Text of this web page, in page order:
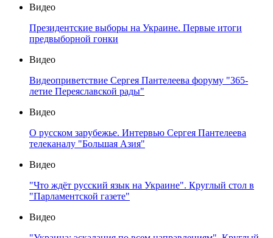
Видео
Президентские выборы на Украине. Первые итоги
предвыборной гонки
Видео
Видеоприветствие Сергея Пантелеева форуму "365-
летие Переяславской рады"
Видео
О русском зарубежье. Интервью Сергея Пантелеева
телеканалу "Большая Азия"
Видео
"Что ждёт русский язык на Украине". Круглый стол в
"Парламентской газете"
Видео